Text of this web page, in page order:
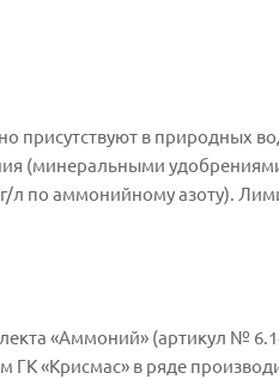
в природных
(минеральными
л по аммонийному азоту).
«Аммоний» (артикул №
«Крисмас» в ряде